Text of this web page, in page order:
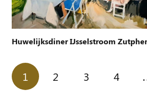
Huwelijksdiner IJsselstroom
1 2 3 4